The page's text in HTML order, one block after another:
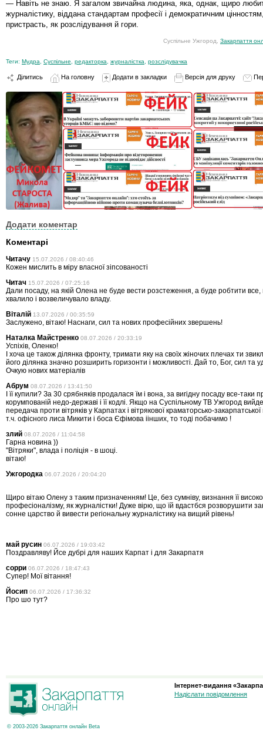
— Навіть не знаю. Я загалом звичайна людина, яка, однак, щиро
журналістику, віддана стандартам професії і демократичним
пристрасть, як розслідування й гори.
Суспільне Ужгород, Закарпаття
Теги: Мудра, Суспільне, редакторка, журналістка, розслідувачка
Ділитись На головну Додати в закладки Версія для друку
Додати коментар
Коментарі
Читачу 15.07.2026 / 08:40:46
Кожен мислить в міру власної зіпсованості
Читач 15.07.2026 / 07:25:16
Дали посаду, на якій Олена не буде вести розстеження, а буде робтити все,
хвалило і возвеличувало владу.
Віталій 13.07.2026 / 00:35:59
Заслужено, вітаю! Наснаги, сил та нових професійних звершень!
Наталка Майстренко 08.07.2026 / 20:33:19
Успіхів, Оленко!
І хоча це також ділянка фронту, тримати яку на своїх жіночих плечах ти
його ділянка значно розширить горизонти і можливості. Дай то, Бог, сил та
Очкую нових матеріалів
Абрум 08.07.2026 / 13:41:50
І її купили? За 30 срябняків продалася їм і вона, за вигідну посаду все-таки
корумпованій недо-державі і її кодлі. Якщо на Суспільному ТВ Ужгород
передача проти вітряків у Карпатах і вітрякової краматорсько-закарпатської
т.ч. офісного лиса Микити і боса Єфімова іінших, то тоді побачимо !
злий 08.07.2026 / 11:04:58
Гарна новина ))
"Вітряки", влада і поліція - в шоці.
вітаю!
Ужгородка 06.07.2026 / 20:04:20
Щиро вітаю Олену з таким призначенням! Це, без сумніву, визнання її
професіоналізму, як журналістки! Дуже вірю, що їй вдастбся розворушити
сонне царство й вивести регіональну журналістику на вищий рівень!
май русин 06.07.2026 / 19:03:42
Поздравляву! Йсе дубрі для наших Карпат і для Закарпатя
сорри 06.07.2026 / 18:47:43
Супер! Мої вітання!
Йосип 06.07.2026 / 17:36:32
Про шо тут?
© 2003-2026 Закарпаття онлайн Beta
Інтернет-видання
Надіслати повідомлення